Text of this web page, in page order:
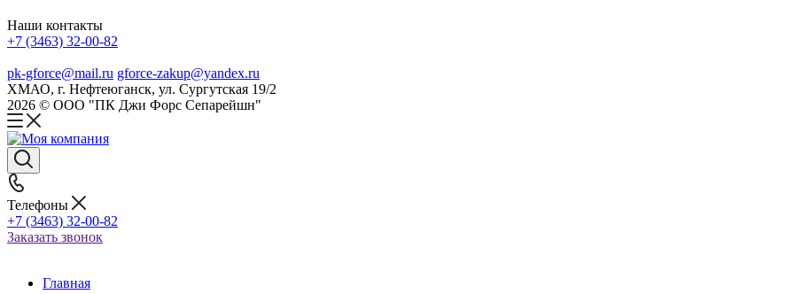
Наши контакты
+7 (3463) 32-00-82
pk-gforce@mail.ru gforce-zakup@yandex.ru
ХМАО, г. Нефтеюганск, ул. Сургутская 19/2
2026 © ООО "ПК Джи Форс Сепарейшн"
Телефоны
+7 (3463) 32-00-82
Заказать звонок
Главная